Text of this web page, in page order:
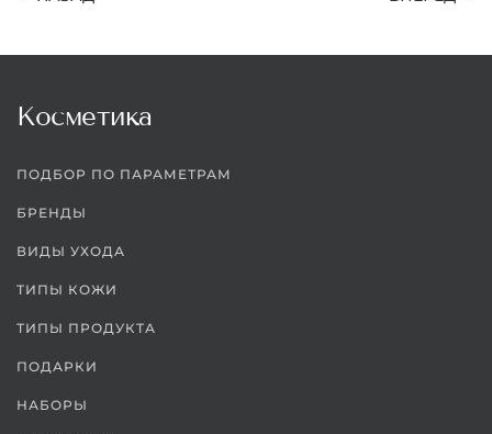
Косметика
ПОДБОР ПО ПАРАМЕТРАМ
БРЕНДЫ
ВИДЫ УХОДА
ТИПЫ КОЖИ
ТИПЫ ПРОДУКТА
ПОДАРКИ
НАБОРЫ